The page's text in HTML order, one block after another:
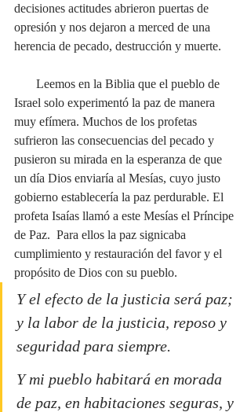
decisiones actitudes abrieron puertas de
opresión y nos dejaron a merced de una
herencia de pecado, destrucción y muerte.
Israel solo experimentó la paz de manera
muy efímera. Muchos de los profetas
sufrieron las consecuencias del pecado y
pusieron su mirada en la esperanza de que
un día Dios enviaría al Mesías, cuyo justo
gobierno establecería la paz perdurable. El
profeta Isaías llamó a este Mesías el Príncipe
de Paz.  Para ellos la paz signicaba
cumplimiento y restauración del favor y el
propósito de Dios con su pueblo.
Y el efecto de la justicia será paz;
y la labor de la justicia, reposo y
seguridad para siempre.
Y mi pueblo habitará en morada
de paz, en habitaciones seguras, y